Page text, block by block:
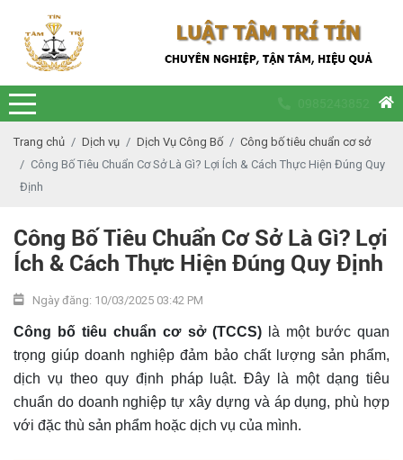
Trang chủ Dịch vụ Dịch Vụ Công Bố
Công bố tiêu chuẩn cơ sở
Công Bố Tiêu Chuẩn Cơ Sở Là Gì? Lợi Ích & Cách Thực Hiện Đúng Quy
Định
Công Bố Tiêu Chuẩn Cơ Sở Là Gì? Lợi
Ích & Cách Thực Hiện Đúng Quy Định
Ngày đăng: 10/03/2025 03:42 PM
Công bố tiêu chuẩn cơ sở (TCCS)là một bước quan
trọng giúp doanh nghiệp đảm bảo chất lượng sản phẩm,
dịch vụ theo quy định pháp luật. Đây là một dạng tiêu
chuẩn do doanh nghiệp tự xây dựng và áp dụng, phù hợp
với đặc thù sản phẩm hoặc dịch vụ của mình.